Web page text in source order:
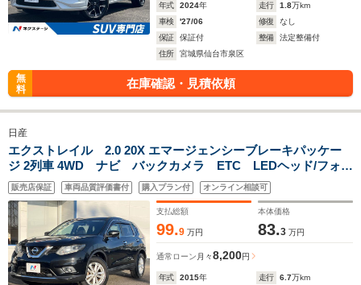
年式 2024年 走行 1.8万km
車検
'27/06 修復
なし
保証
保証付 整備
法定整備付
住所
宮城県仙台市泉区
無
料
在庫確認・見積依頼
日産
エクストレイル 2.0 20X エマージェンシーブレーキパッケー
ジ 2列車 4WD ナビ バックカメラ ETC LEDヘッド/フォグ
ライト エマージェンシーブレーキ シートヒーター/防水シー
ト 純正17インチアルミホイール 革巻きステアリング デュ
アルエアコン スマートキー 禁煙車
販売店保証 車両品質評価書付 購入プラン付 オンライン相談可
支払総額
99.9 万円
本体価格
83.3 万円
通常ローン 月々8,200円
年式 2015年 走行 6.7万km